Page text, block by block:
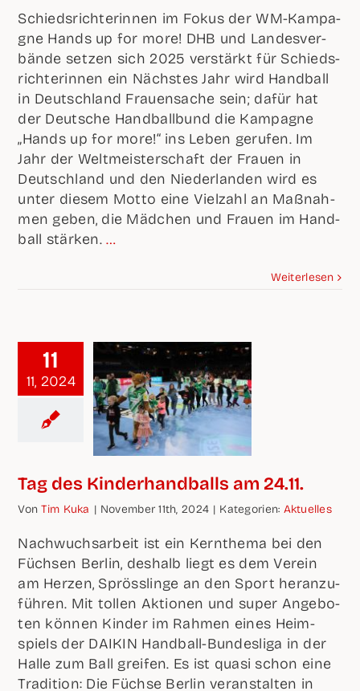
Schieds­rich­te­rin­nen im Fokus der WM-Kam­pa­
gne Hands up for more! DHB und Lan­des­ver­
bän­de set­zen sich 2025 ver­stärkt für Schieds­
rich­te­rin­nen ein Nächs­tes Jahr wird Hand­ball
in Deutsch­land Frau­en­sa­che sein; dafür hat
der Deut­sche Hand­ball­bund die Kam­pa­gne
„Hands up for more!“ ins Leben geru­fen. Im
Jahr der Welt­meis­ter­schaft der Frau­en in
Deutsch­land und den Nie­der­lan­den wird es
unter die­sem Mot­to eine Viel­zahl an Maß­nah­
men geben, die Mäd­chen und Frau­en im Hand­
ball stär­ken.…
Wei­ter­le­sen
11
11, 2024
Tag des Kin­der­hand­balls am 24.11.
VonTim Kuka | Novem­ber 11th, 2024 | Kate­go­rien: Aktu­el­les
Nach­wuchs­ar­beit ist ein Kern­the­ma bei den
Füch­sen Ber­lin, des­halb liegt es dem Ver­ein
am Her­zen, Spröss­lin­ge an den Sport her­an­zu­
füh­ren. Mit tol­len Aktio­nen und super Ange­bo­
ten kön­nen Kin­der im Rah­men eines Heim­
spiels der DAIKIN Hand­ball-Bun­des­li­ga in der
Hal­le zum Ball grei­fen. Es ist qua­si schon eine
Tra­di­ti­on: Die Füch­se Ber­lin ver­an­stal­ten in